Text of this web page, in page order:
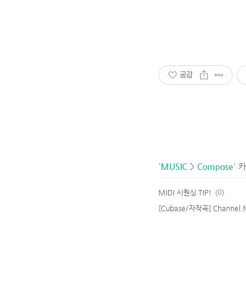
공감
'MUSIC > Compose'
MIDI 시퀀싱 TIP! (0)
[Cubase/자작곡]